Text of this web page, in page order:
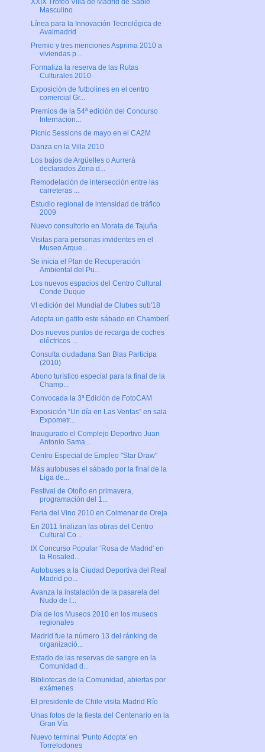
XXIX Trofeo Villa de Madrid de Sable
Masculino
Línea para la Innovación Tecnológica de
Avalmadrid
Premio y tres menciones Asprima 2010 a
viviendas p...
Formaliza la reserva de las Rutas
Culturales 2010
Exposición de futbolines en el centro
comercial Gr...
Premios de la 54ª edición del Concurso
Internacion...
Picnic Sessions de mayo en el CA2M
Danza en la Villa 2010
Los bajos de Argüelles o Aurrerá
declarados Zona d...
Remodelación de intersección entre las
carreteras ...
Estudio regional de intensidad de tráfico
2009
Nuevo consultorio en Morata de Tajuña
Visitas para personas invidentes en el
Museo Arque...
Se inicia el Plan de Recuperación
Ambiental del Pu...
Los nuevos espacios del Centro Cultural
Conde Duque
VI edición del Mundial de Clubes sub'18
Adopta un gatito este sábado en Chamberí
Dos nuevos puntos de recarga de coches
eléctricos ...
Consulta ciudadana San Blas Participa
(2010)
Abono turístico especial para la final de la
Champ...
Convocada la 3ª Edición de FotoCAM
Exposición “Un día en Las Ventas” en sala
Expometr...
Inaugurado el Complejo Deportivo Juan
Antonio Sama...
Centro Especial de Empleo "Star Draw"
Más autobuses el sábado por la final de la
Liga de...
Festival de Otoño en primavera,
programación del 1...
Feria del Vino 2010 en Colmenar de Oreja
En 2011 finalizan las obras del Centro
Cultural Co...
IX Concurso Popular ‘Rosa de Madrid' en
la Rosaled...
Autobuses a la Ciudad Deportiva del Real
Madrid po...
Avanza la instalación de la pasarela del
Nudo de l...
Día de los Museos 2010 en los museos
regionales
Madrid fue la número 13 del ránking de
organizació...
Estado de las reservas de sangre en la
Comunidad d...
Bibliotecas de la Comunidad, abiertas por
exámenes
El presidente de Chile visita Madrid Río
Unas fotos de la fiesta del Centenario en la
Gran Vía
Nuevo terminal 'Punto Adopta' en
Torrelodones